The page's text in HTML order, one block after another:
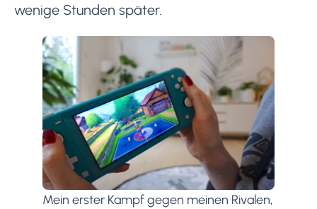
wenige Stunden später.
Mein erster Kampf gegen meinen Rivalen,